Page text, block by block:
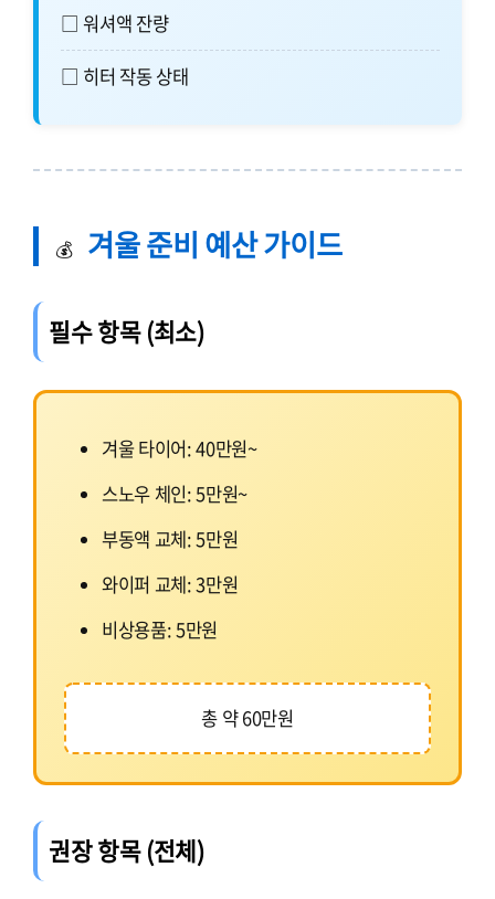
□ 워셔액 잔량
□ 히터 작동 상태
💰 겨울 준비 예산 가이드
필수 항목 (최소)
겨울 타이어: 40만원~
스노우 체인: 5만원~
부동액 교체: 5만원
와이퍼 교체: 3만원
비상용품: 5만원
총 약 60만원
권장 항목 (전체)